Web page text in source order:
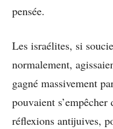
pensée.
Les israélites, si
normalement,
gagné massivement
pouvaient
réflexions antijuives,